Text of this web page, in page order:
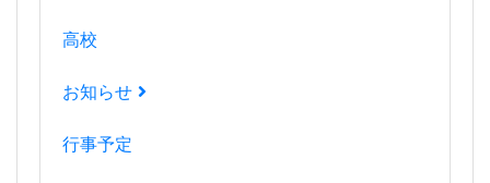
高校
お知らせ
行事予定